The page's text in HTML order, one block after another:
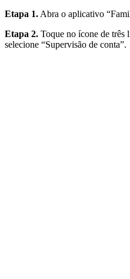
Etapa 1. Abra o aplicativo
Etapa 2. Toque no ícone de três
selecione “Supervisão de conta”.